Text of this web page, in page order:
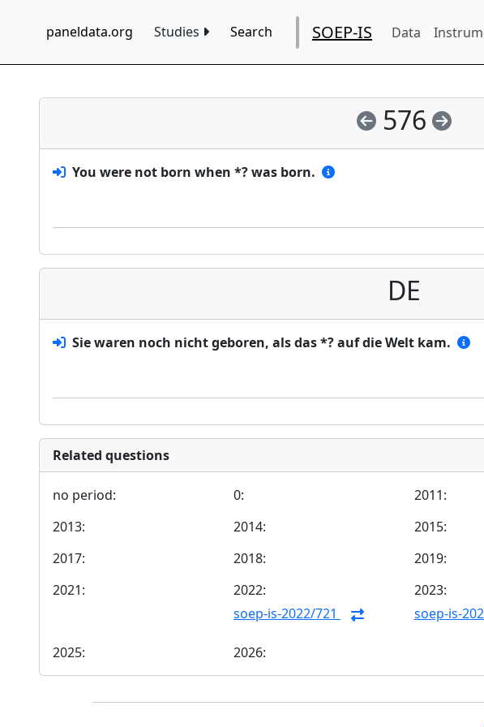
paneldata.org Studies Search SOEP-IS Data
576
You were not born when *? was born.
DE
Sie waren noch nicht geboren, als das *? auf die Welt kam.
Related questions
no period: 0: 2011:
2013:
2014: 2015:
2017:
2018: 2019:
2021:
2022:
soep-is-2022/721
2023:
soep-is-
2025: 2026: